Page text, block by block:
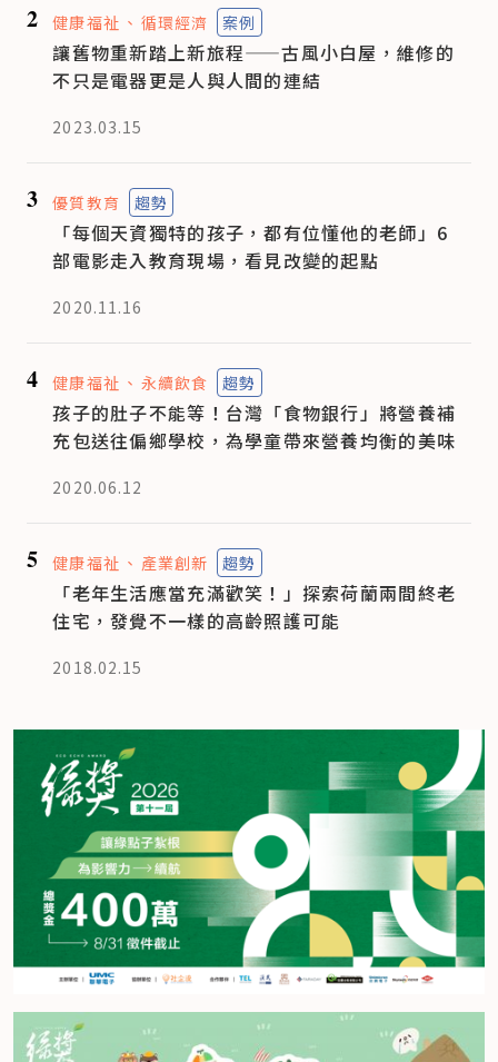
2 健康福祉 循環經濟 案例
讓舊物重新踏上新旅程——古風小白屋，維修的
不只是電器更是人與人間的連結
2023.03.15
3 優質教育 趨勢
「每個天資獨特的孩子，都有位懂他的老師」6
部電影走入教育現場，看見改變的起點
2020.11.16
4 健康福祉 永續飲食 趨勢
孩子的肚子不能等！台灣「食物銀行」將營養補
充包送往偏鄉學校，為學童帶來營養均衡的美味
2020.06.12
5 健康福祉 產業創新 趨勢
「老年生活應當充滿歡笑！」探索荷蘭兩間終老
住宅，發覺不一樣的高齡照護可能
2018.02.15